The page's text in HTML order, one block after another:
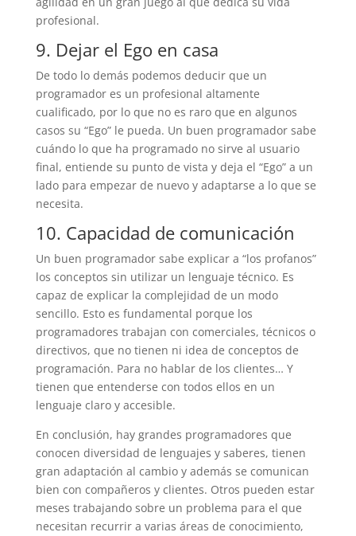
profesional.
9. Dejar el Ego en casa
De todo lo demás podemos deducir que un
programador es un profesional altamente
cualificado, por lo que no es raro que en algunos
casos su “Ego” le pueda. Un buen programador sabe
cuándo lo que ha programado no sirve al usuario
final, entiende su punto de vista y deja el “Ego” a un
lado para empezar de nuevo y adaptarse a lo que se
necesita.
10. Capacidad de comunicación
Un buen programador sabe explicar a “los profanos”
los conceptos sin utilizar un lenguaje técnico. Es
capaz de explicar la complejidad de un modo
sencillo. Esto es fundamental porque los
programadores trabajan con comerciales, técnicos o
directivos, que no tienen ni idea de conceptos de
programación. Para no hablar de los clientes… Y
tienen que entenderse con todos ellos en un
lenguaje claro y accesible.
En conclusión, hay grandes programadores que
conocen diversidad de lenguajes y saberes, tienen
gran adaptación al cambio y además se comunican
bien con compañeros y clientes. Otros pueden estar
meses trabajando sobre un problema para el que
necesitan recurrir a varias áreas de conocimiento,